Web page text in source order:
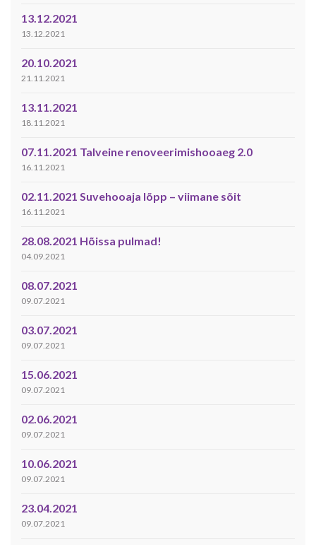
13.12.2021
13.12.2021
20.10.2021
21.11.2021
13.11.2021
18.11.2021
07.11.2021 Talveine renoveerimishooaeg 2.0
16.11.2021
02.11.2021 Suvehooaja lõpp – viimane sõit
16.11.2021
28.08.2021 Hõissa pulmad!
04.09.2021
08.07.2021
09.07.2021
03.07.2021
09.07.2021
15.06.2021
09.07.2021
02.06.2021
09.07.2021
10.06.2021
09.07.2021
23.04.2021
09.07.2021